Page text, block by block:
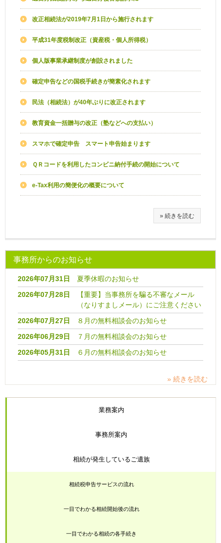
改正相続法が2019年7月1日から施行されます
平成31年度税制改正（資産税・個人所得税）
個人版事業承継制度が創設されました
確定申告などの国税手続きが簡素化されます
民法（相続法）が40年ぶりに改正されます
教育資金一括贈与の改正（塾などへの支払い）
スマホで確定申告 スマート申告始まります
ＱＲコードを利用したコンビニ納付手続の開始について
e-Tax利用の簡便化の概要について
» 続きを読む
事務所からのお知らせ
2026年07月31日
夏季休暇のお知らせ
2026年07月28日
【重要】当事務所を騙る不審なメール
（なりすましメール）にご注意ください
2026年07月27日
８月の無料相談会のお知らせ
2026年06月29日
７月の無料相談会のお知らせ
2026年05月31日
６月の無料相談会のお知らせ
» 続きを読む
業務案内
事務所案内
相続が発生しているご遺族
相続税申告サービスの流れ
一目でわかる相続開始後の流れ
一目でわかる相続の各手続き